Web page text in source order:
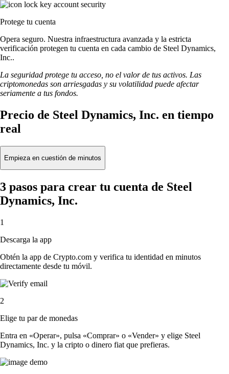
Protege tu cuenta
Opera seguro. Nuestra infraestructura avanzada y la estricta
verificación protegen tu cuenta en cada cambio de Steel Dynamics,
Inc..
La seguridad protege tu acceso, no el valor de tus activos. Las
criptomonedas son arriesgadas y su volatilidad puede afectar
seriamente a tus fondos.
Precio de Steel Dynamics, Inc. en tiempo
real
Empieza en cuestión de minutos
3 pasos para crear tu cuenta de Steel
Dynamics, Inc.
1
Descarga la app
Obtén la app de Crypto.com y verifica tu identidad en minutos
directamente desde tu móvil.
2
Elige tu par de monedas
Entra en «Operar», pulsa «Comprar» o «Vender» y elige Steel
Dynamics, Inc. y la cripto o dinero fiat que prefieras.